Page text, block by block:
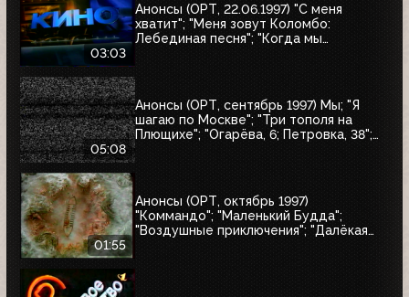
03:03
Анонсы (ОРТ, 22.06.1997) "С меня
хватит"; "Меня зовут Коломбо:
Лебединая песня"; "Когда мы
05:08
Анонсы (ОРТ, сентябрь 1997) Мы; "Я
шагаю по Москве"; "Три тополя на
Плющихе"; "Огарёва, 6; Петровка, 38";
01:55
Анонсы (ОРТ, октябрь 1997)
"Коммандо"; "Маленький Будда";
"Воздушные приключения"; "Далёкая